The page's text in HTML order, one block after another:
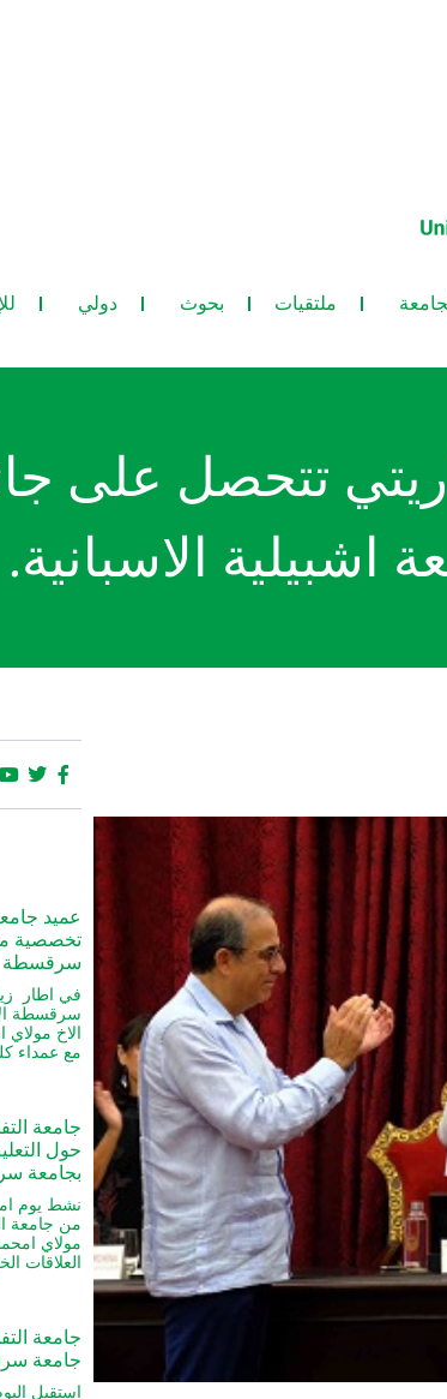
ملتقيات بحوث دولي
تتحصل على
اشبيلية الاسبانية.
عميد
تخصصية
سرقسطة
في اطار
سرقسطة
الاخ
مع عمداء
جامعة
حول
بجامعة
من جامعة
مولاي
العلاقات
جامعة
جامعة